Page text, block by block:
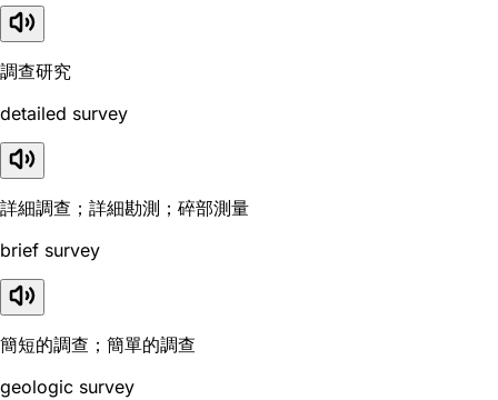
調查研究
detailed survey
詳細調查；詳細勘測；碎部測量
brief survey
簡短的調查；簡單的調查
geologic survey